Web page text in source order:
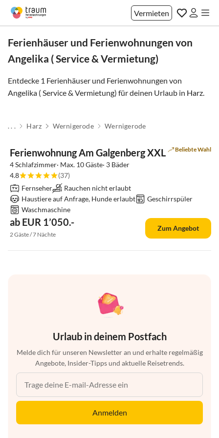
Vermieten
Ferienhäuser und Ferienwohnungen von
Angelika ( Service & Vermietung)
Entdecke 1 Ferienhäuser und Ferienwohnungen von
Angelika ( Service & Vermietung) für deinen Urlaub in Harz.
. . . Harz Wernigerode Wernigerode
Super-Gastgeber
Ferienwohnung Am Galgenberg XXL Beliebte Wahl
4 Schlafzimmer· Max. 10 Gäste· 3 Bäder
4.8
(37)
Fernseher
Rauchen nicht erlaubt
Haustiere auf Anfrage, Hunde erlaubt
Geschirrspüler
Waschmaschine
ab EUR 1’050.-
2 Gäste / 7 Nächte
Zum Angebot
Urlaub in deinem Postfach
Melde dich für unseren Newsletter an und erhalte regelmäßig
Angebote, Insider-Tipps und aktuelle Reisetrends.
Anmelden